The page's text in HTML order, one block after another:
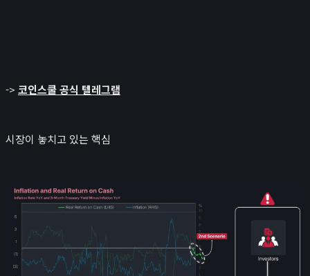
-> 코인스쿨 공식 텔레그램
시장이 놓치고 있는 핵심